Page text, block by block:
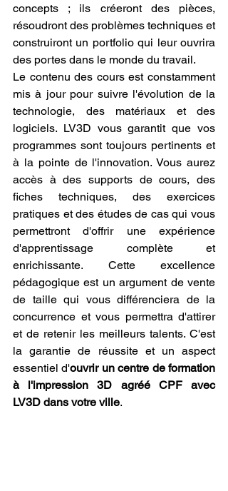
concepts ; ils créeront des pièces,
résoudront des problèmes techniques et
construiront un portfolio qui leur ouvrira
des portes dans le monde du travail.
Le contenu des cours est constamment
mis à jour pour suivre l'évolution de la
technologie, des matériaux et des
logiciels. LV3D vous garantit que vos
programmes sont toujours pertinents et
à la pointe de l'innovation. Vous aurez
accès à des supports de cours, des
fiches techniques, des exercices
pratiques et des études de cas qui vous
permettront d'offrir une expérience
d'apprentissage complète et
enrichissante. Cette excellence
pédagogique est un argument de vente
de taille qui vous différenciera de la
concurrence et vous permettra d'attirer
et de retenir les meilleurs talents. C'est
la garantie de réussite et un aspect
essentiel d'ouvrir un centre de formation
à l'impression 3D agréé CPF avec
LV3D dans votre ville.